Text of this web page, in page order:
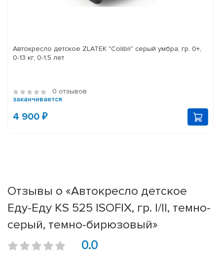
Автокресло детское ZLATEK "Colibri" серый умбра, гр. 0+,
0-13 кг, 0-1,5 лет
0 отзывов
заканчивается
4 900 ₽
Отзывы о «Автокресло детское
Еду-Еду KS 525 ISOFIX, гр. I/II, темно-
серый, темно-бирюзовый»
0.0